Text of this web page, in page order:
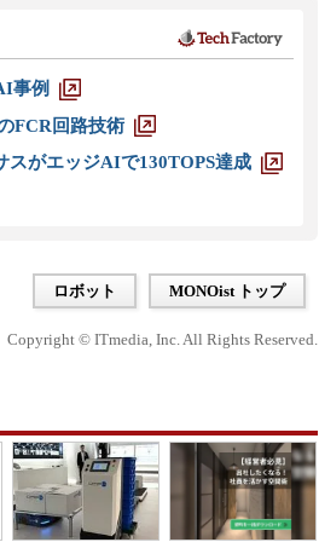
事例
FCR回路技術
がエッジAIで130TOPS達成
ロボット MONOist トップ
Copyright © ITmedia, Inc. All Rights Reserved.